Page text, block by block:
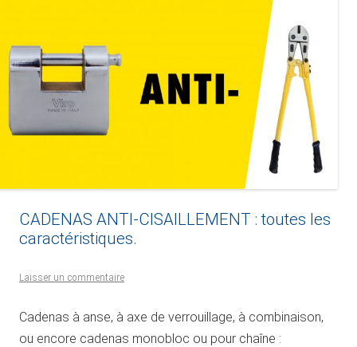
CADENAS ANTI-CISAILLEMENT : toutes les
caractéristiques.
Laisser un commentaire
Cadenas à anse, à axe de verrouillage, à combinaison,
ou encore cadenas monobloc ou pour chaîne :